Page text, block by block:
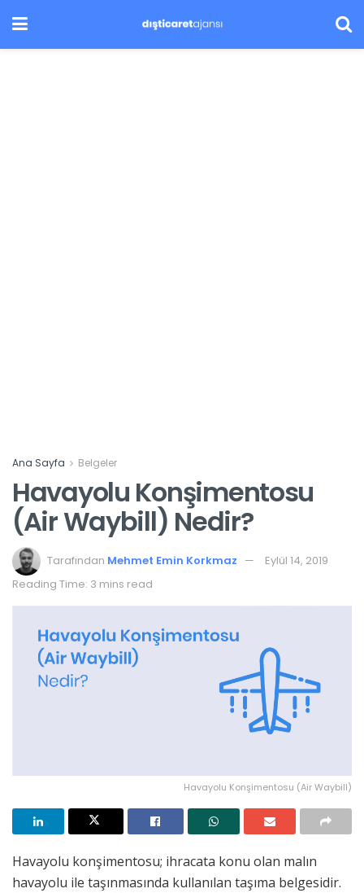
Ana Sayfa Belgeler
Havayolu Konşimentosu
(Air Waybill) Nedir?
Tarafından Mehmet Emin Korkmaz
Eylül 14, 2019
Reading Time: 3 mins read
Havayolu Konşimentosu (Air Waybill)
Havayolu konşimentosu; ihracata konu olan malın
havayolu ile taşınmasında kullanılan taşıma belgesidir.